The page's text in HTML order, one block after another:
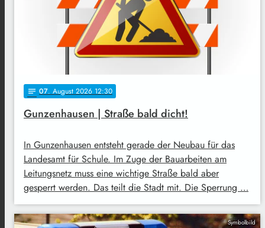
notes 07. August 2026 12:30
Gunzenhausen | Straße bald dicht!
In Gunzenhausen entsteht gerade der Neubau für das
Landesamt für Schule. Im Zuge der Bauarbeiten am
Leitungsnetz muss eine wichtige Straße bald aber
gesperrt werden. Das teilt die Stadt mit. Die Sperrung …
Symbolbild